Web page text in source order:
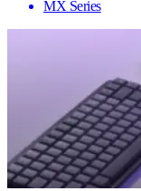
MX Series